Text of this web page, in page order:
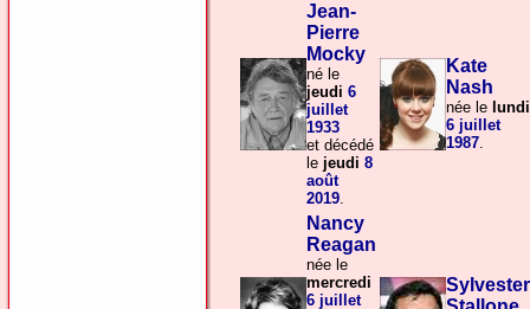
Jean-
Pierre
Mocky
né le
jeudi 6
juillet
1933
et décédé
le jeudi 8
août
2019.
Kate
Nash
née le lundi
6 juillet
1987.
Nancy
Reagan
née le
mercredi
6 juillet
Sylvester